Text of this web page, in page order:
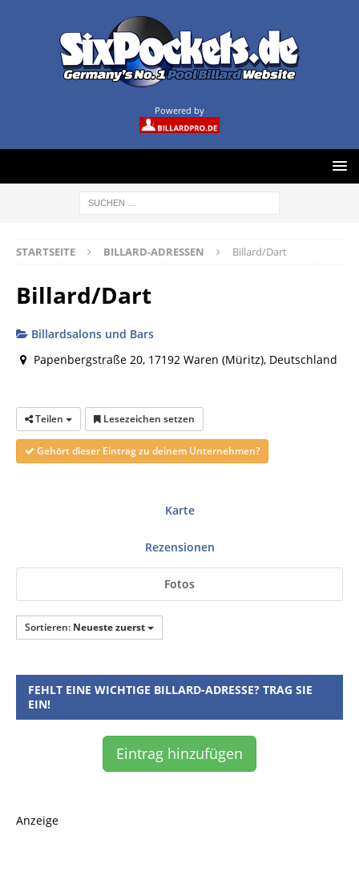
Powered by
STARTSEITE BILLARD-ADRESSEN Billard/Dart
Billard/Dart
Billardsalons und Bars
Papenbergstraße 20, 17192 Waren (Müritz), Deutschland
Teilen Lesezeichen setzen
Gehört dieser Eintrag zu deinem Unternehmen?
Karte
Rezensionen
Fotos
Sortieren: Neueste zuerst
FEHLT EINE WICHTIGE BILLARD-ADRESSE? TRAG SIE
EIN!
Eintrag hinzufügen
Anzeige